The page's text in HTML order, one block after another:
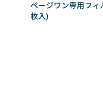
ページワン専用フィ
枚入)